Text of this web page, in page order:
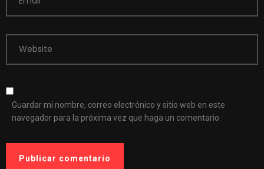
Website
Guardar mi nombre, correo electrónico y sitio web en este
navegador para la próxima vez que haga un comentario.